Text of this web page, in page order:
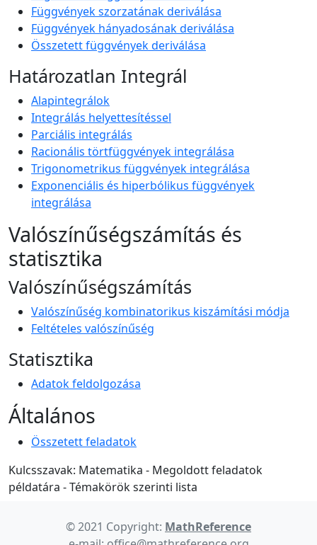
Függvények szorzatának deriválása
Függvények hányadosának deriválása
Összetett függvények deriválása
Határozatlan Integrál
Alapintegrálok
Integrálás helyettesítéssel
Parciális integrálás
Racionális törtfüggvények integrálása
Trigonometrikus függvények integrálása
Exponenciális és hiperbólikus függvények
integrálása
Valószínűségszámítás és
statisztika
Valószínűségszámítás
Valószínűség kombinatorikus kiszámítási módja
Feltételes valószínűség
Statisztika
Adatok feldolgozása
Általános
Összetett feladatok
Kulcsszavak: Matematika - Megoldott feladatok
példatára - Témakörök szerinti lista
© 2021 Copyright: MathReference